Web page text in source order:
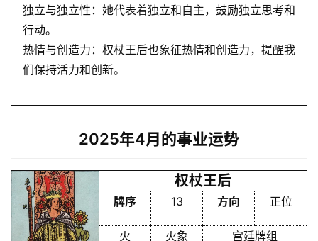
独立与独立性：她代表着独立和自主，鼓励独立思考和
行动。
热情与创造力：权杖王后也象征热情和创造力，提醒我
们保持活力和创新。
2025年4月的事业运势
权杖王后
牌序 13 方向 正位
火 火象 宫廷牌组